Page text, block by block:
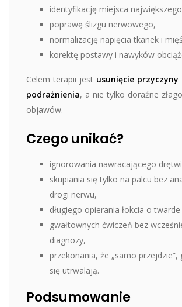
identyfikację miejsca
poprawę ślizgu nerwowego,
normalizację napięcia tkanek i
korektę postawy i nawyków
Celem terapii jest usunięcie przyczyny
podrażnienia, a nie tylko doraźne
objawów.
Czego unikać?
ignorowania nawracającego
skupiania się tylko na palcu bez
drogi nerwu,
długiego opierania łokcia o
gwałtownych ćwiczeń bez
diagnozy,
przekonania, że „samo przejdzie”,
się utrwalają.
Podsumowanie